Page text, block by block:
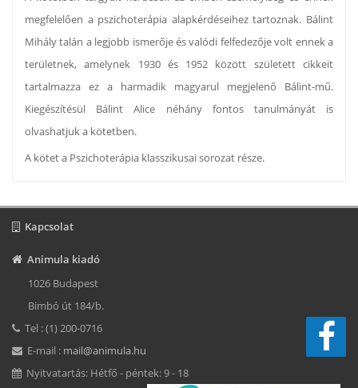
megfelelően a pszichoterápia alapkérdéseihez tartoznak. Bálint
Mihály talán a legjobb ismerője és valódi felfedezője volt ennek a
területnek, amelynek 1930 és 1952 között született cikkeit
tartalmazza ez a harmadik magyarul megjelenő Bálint-mű.
Kiegészítésül Bálint Alice néhány fontos tanulmányát is
olvashatjuk a kötetben.
A kötet a Pszichoterápia klasszikusai sorozat része.
Kapcsolat
Animula kiadó
1026 Budapest
Bimbó út 184/b.
Tel : (1) 200-0716
E-mail : mail@animula.hu
Nyitvatartás: Hétfő - péntek: 9 - 18